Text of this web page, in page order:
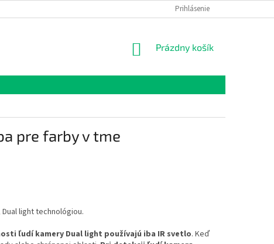
Prihlásenie
NÁKUPNÝ
Prázdny košík
pre farby v tme
light technológiou.
ľudí kamery Dual light používajú iba IR svetlo. Keď